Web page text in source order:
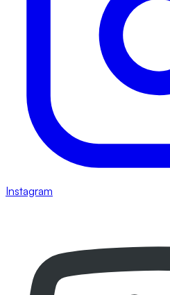
Instagram